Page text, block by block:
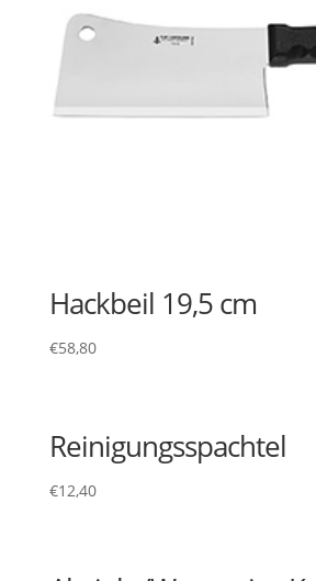
Hackbeil 19,5 cm
€58,80
Reinigungsspachtel
€12,40